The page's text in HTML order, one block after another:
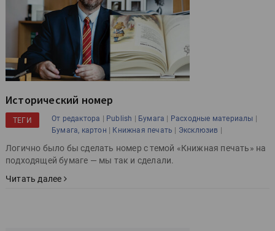
Исторический номер
ТЕГИ От редактора | Publish | Бумага | Расходные материалы |
Бумага, картон | Книжная печать | Эксклюзив |
Логично было бы сделать номер с темой «Книжная печать» на
подходящей бумаге — мы так и сделали.
Читать далее